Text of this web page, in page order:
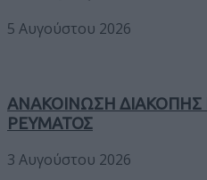
5 Αυγούστου 2026
ΑΝΑΚΟΙΝΩΣΗ ΔΙΑΚΟΠΗΣ
ΡΕΥΜΑΤΟΣ
3 Αυγούστου 2026